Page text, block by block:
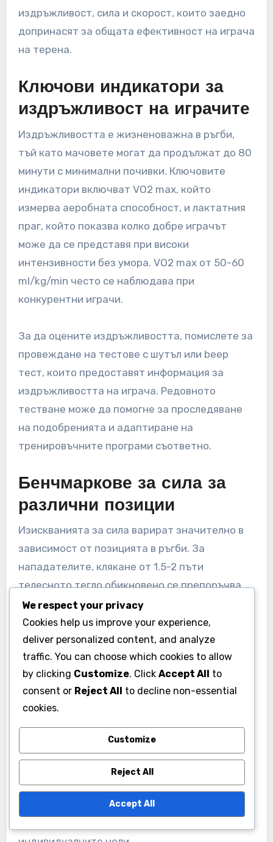
издръжливост, сила и скорост, които заедно
допринасят за общата ефективност на играча
на терена.
Ключови индикатори за
издръжливост на играчите
Издръжливостта е жизненоважна в ръгби,
тъй като мачовете могат да продължат до 80
минути с минимални почивки. Ключовите
индикатори включват VO2 max, който
измерва аеробната способност, и лактатния
праг, който показва колко добре играчът
може да се представя при високи
интензивности без умора. VO2 max от 50-60
ml/kg/min често се наблюдава при
конкурентни играчи.
За да оцените издръжливостта, помислете за
провеждане на тестове с шутъл или beep
тест, които предоставят информация за
издръжливостта на играча. Редовното
тестване може да помогне за проследяване
на подобренията и адаптиране на
тренировъчните програми съответно.
Бенчмаркове за сила за
различни позиции
Изискванията за сила варират значително в
зависимост от позицията в ръгби. За
нападателите, клякане от 1.5-2 пъти
телесното тегло обикновено се препоръчва,
докато защитниците може да се фокусират
върху експлозивната сила, стремейки се към
power clean от около 1-1.5 пъти телесното
тегло. Тези бенчмаркове помагат да се
осигури, че играчите могат да се справят
ефективно с физическите сблъсъци.
Включването на тренировки за сила в
седмичните рутини е от съществено
значение. Фокусирайте се върху комплексни
движения като клякания, мъртва тяга и лег
преса, коригирайки интензивността в
We respect your privacy
Cookies help us improve your experience,
deliver personalized content, and analyze
traffic. You can choose which cookies to allow
by clicking Customize. Click Accept All to
consent or Reject All to decline non-essential
cookies.
Customize
Reject All
Accept All